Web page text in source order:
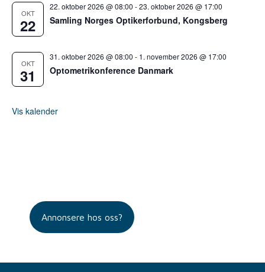
OKT
22
22. oktober 2026 @ 08:00 -23. oktober 2026 @ 17:00
Samling Norges Optikerforbund, Kongsberg
OKT
31
31. oktober 2026 @ 08:00 - 1. november 2026 @ 17:00
Optometrikonference Danmark
Vis kalender
Annonsere hos oss?